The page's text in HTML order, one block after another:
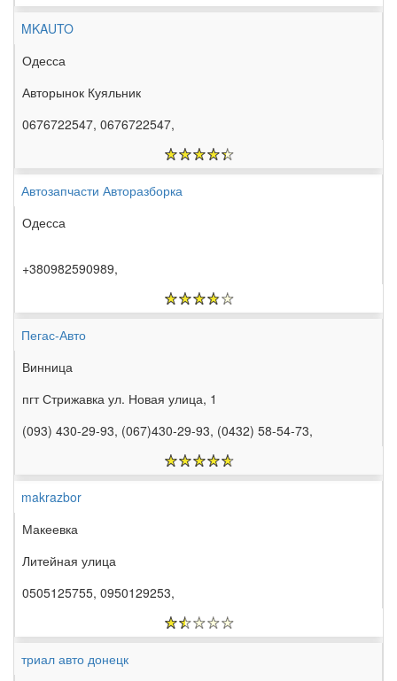
MKAUTO
Одесса
Авторынок Куяльник
0676722547, 0676722547,
Автозапчасти Авторазборка
Одесса
+380982590989,
Пегас-Авто
Винница
пгт Стрижавка ул. Новая улица, 1
(093) 430-29-93, (067)430-29-93, (0432) 58-54-73,
makrazbor
Макеевка
Литейная улица
0505125755, 0950129253,
триал авто донецк